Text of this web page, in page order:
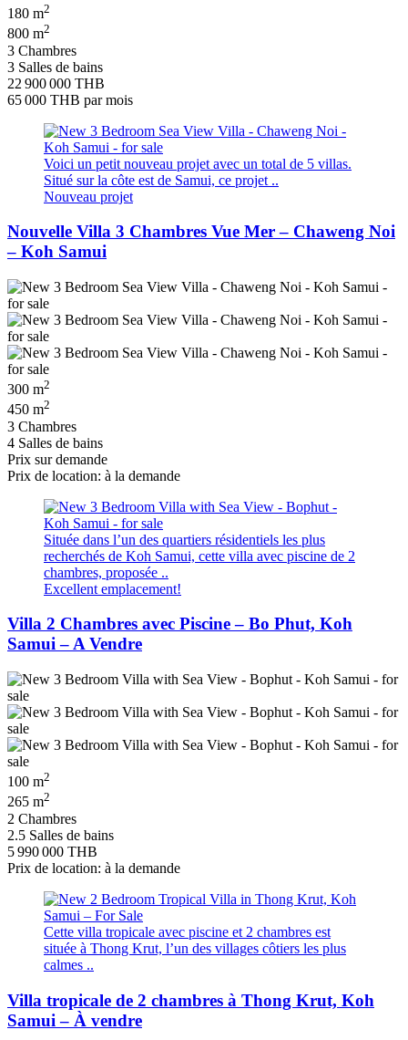
180 m2
800 m2
3 Chambres
3 Salles de bains
22 900 000 THB
65 000 THB par mois
Voici un petit nouveau projet avec un total de 5 villas.
Situé sur la côte est de Samui, ce projet ..
Nouveau projet
Nouvelle Villa 3 Chambres Vue Mer – Chaweng Noi
– Koh Samui
300 m2
450 m2
3 Chambres
4 Salles de bains
Prix ​​sur demande
Prix de location: à la demande
Située dans l’un des quartiers résidentiels les plus
recherchés de Koh Samui, cette villa avec piscine de 2
chambres, proposée ..
Excellent emplacement!
Villa 2 Chambres avec Piscine – Bo Phut, Koh
Samui – A Vendre
100 m2
265 m2
2 Chambres
2.5 Salles de bains
5 990 000 THB
Prix de location: à la demande
Cette villa tropicale avec piscine et 2 chambres est
située à Thong Krut, l’un des villages côtiers les plus
calmes ..
Villa tropicale de 2 chambres à Thong Krut, Koh
Samui – À vendre